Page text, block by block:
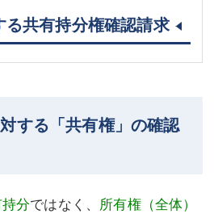
共有持分権確認請求
する「共有権」の確認
分ではなく、 所有権（全体）